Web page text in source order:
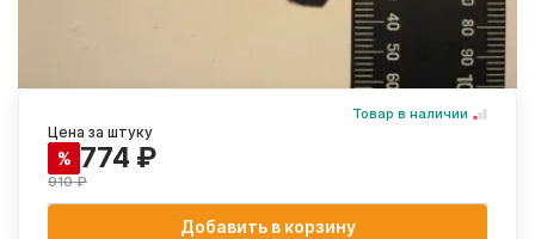
Товар в наличии
Цена за штуку
% 774 ₽
910 ₽
Добавить в корзину